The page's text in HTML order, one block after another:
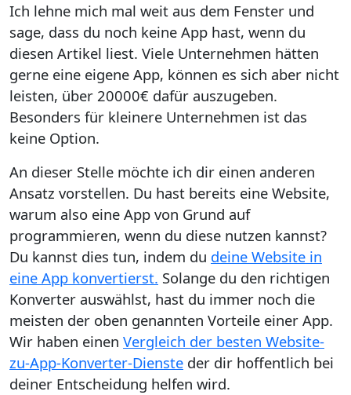
Ich lehne mich mal weit aus dem Fenster und
sage, dass du noch keine App hast, wenn du
diesen Artikel liest. Viele Unternehmen hätten
gerne eine eigene App, können es sich aber nicht
leisten, über 20000€ dafür auszugeben.
Besonders für kleinere Unternehmen ist das
keine Option.
An dieser Stelle möchte ich dir einen anderen
Ansatz vorstellen. Du hast bereits eine Website,
warum also eine App von Grund auf
programmieren, wenn du diese nutzen kannst?
Du kannst dies tun, indem du deine Website in
eine App konvertierst. Solange du den richtigen
Konverter auswählst, hast du immer noch die
meisten der oben genannten Vorteile einer App.
Wir haben einen Vergleich der besten Website-
zu-App-Konverter-Dienste der dir hoffentlich bei
deiner Entscheidung helfen wird.